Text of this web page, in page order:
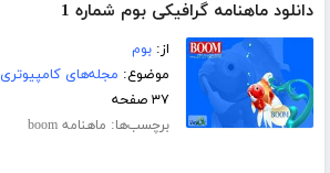
دانلود ماهنامه گرافیکی بوم شماره 1
از:بوم
موضوع: مجله‌های کامپیوتری
۳۷ صفحه
برچسب‌ها: ماهنامه boom